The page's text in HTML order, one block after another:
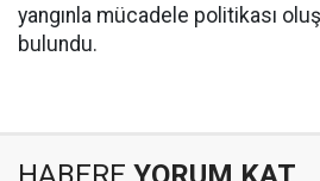
yangınla mücadele politikası
bulundu.